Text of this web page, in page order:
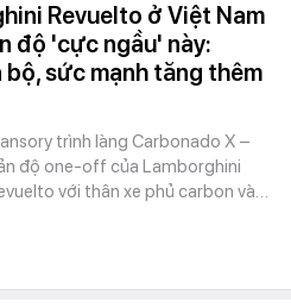
Revuelto ở Việt Nam
độ 'cực ngầu' này:
sức mạnh tăng thêm
trình làng Carbonado X –
độ one-off của Lamborghini
với thân xe phủ carbon và…